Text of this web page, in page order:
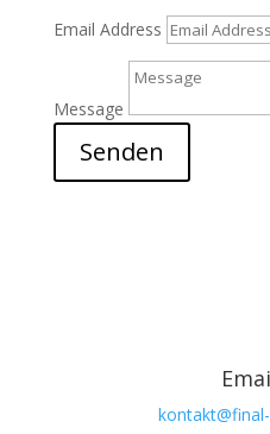
Email Address
Message
Senden